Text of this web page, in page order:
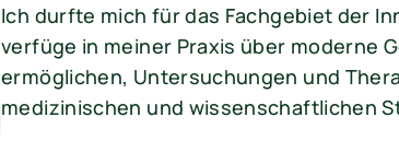
Ich durfte mich für das Fachgebiet der
verfüge in meiner Praxis über moderne
ermöglichen, Untersuchungen und
medizinischen und wissenschaftlichen